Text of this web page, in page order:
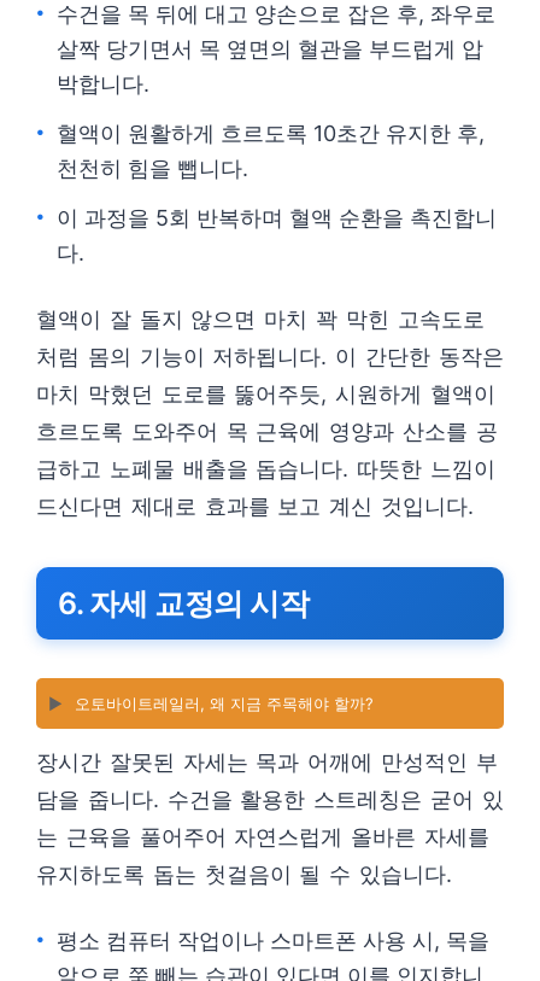
수건을 목 뒤에 대고 양손으로 잡은 후, 좌우로
살짝 당기면서 목 옆면의 혈관을 부드럽게 압
박합니다.
혈액이 원활하게 흐르도록 10초간 유지한 후,
천천히 힘을 뺍니다.
이 과정을 5회 반복하며 혈액 순환을 촉진합니
다.
혈액이 잘 돌지 않으면 마치 꽉 막힌 고속도로
처럼 몸의 기능이 저하됩니다. 이 간단한 동작은
마치 막혔던 도로를 뚫어주듯, 시원하게 혈액이
흐르도록 도와주어 목 근육에 영양과 산소를 공
급하고 노폐물 배출을 돕습니다. 따뜻한 느낌이
드신다면 제대로 효과를 보고 계신 것입니다.
6. 자세 교정의 시작
▶️ 오토바이트레일러, 왜 지금 주목해야 할까?
장시간 잘못된 자세는 목과 어깨에 만성적인 부
담을 줍니다. 수건을 활용한 스트레칭은 굳어 있
는 근육을 풀어주어 자연스럽게 올바른 자세를
유지하도록 돕는 첫걸음이 될 수 있습니다.
평소 컴퓨터 작업이나 스마트폰 사용 시, 목을
앞으로 쭉 빼는 습관이 있다면 이를 인지합니